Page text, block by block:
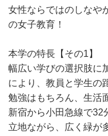
女性ならではのしなや
の女子教育！
本学の特長【その1】
幅広い学びの選択肢に
により、教員と学生の
勉強はもちろん、生活
新宿から小田急線で32
立地ながら、広く緑が